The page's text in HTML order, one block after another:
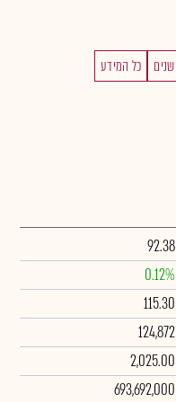
כל המידע
92.38
0.12%
115.30
124,872
2,025.00
693,692,000